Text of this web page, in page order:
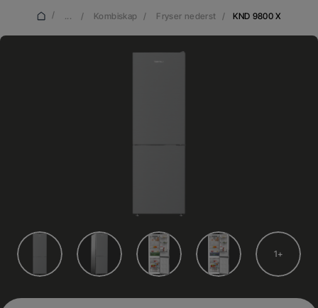
/ ... / Kombiskap / Fryser nederst / KND 9800 X
1